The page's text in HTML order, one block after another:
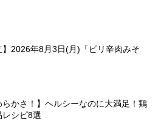
】2026年8月3日(月)「ピリ辛肉みそ
らかさ！】ヘルシーなのに大満足！鶏
シピ8選